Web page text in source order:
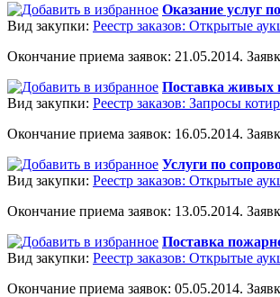
Оказание услуг
Вид закупки: Реестр заказов: Открытые
Окончание приема заявок: 21.05.2014.
Поставка живых
Вид закупки: Реестр заказов: Запросы
Окончание приема заявок: 16.05.2014.
Услуги по
Вид закупки: Реестр заказов: Открытые
Окончание приема заявок: 13.05.2014.
Поставка
Вид закупки: Реестр заказов: Открытые
Окончание приема заявок: 05.05.2014.